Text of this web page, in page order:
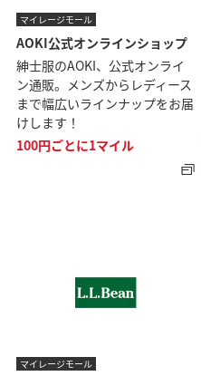
マイレージモール
AOKI公式オンラインショップ
紳士服のAOKI、公式オンライ
ン通販。メンズからレディース
まで幅広いラインナップをお届
けします！
100円ごとに1マイル
マイレージモール